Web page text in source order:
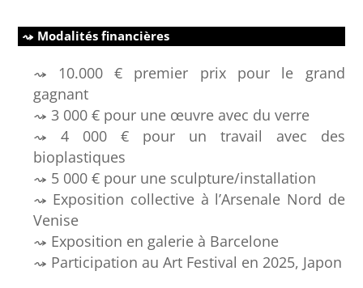
Modalités financières
10.000 € premier prix pour le grand
gagnant
3 000 € pour une œuvre avec du verre
4 000 € pour un travail avec des
bioplastiques
5 000 € pour une sculpture/installation
Exposition collective à l’Arsenale Nord de
Venise
Exposition en galerie à Barcelone
Participation au Art Festival en 2025, Japon